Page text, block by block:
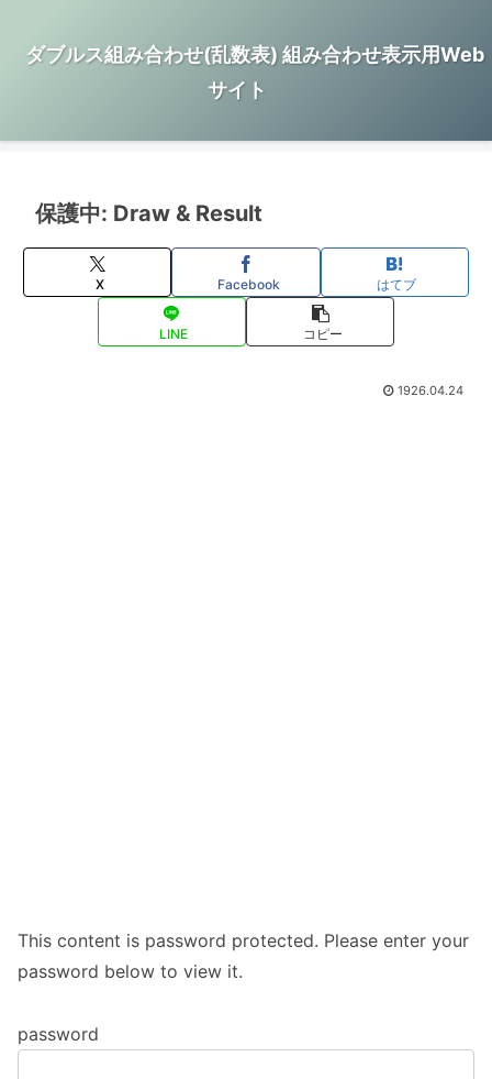
ダブルス組み合わせ(乱数表) 組み合わせ表示用Web
サイト
保護中: Draw & Result
X Facebook はてブ
LINE コピー
1926.04.24
This content is password protected. Please enter your
password below to view it.
password